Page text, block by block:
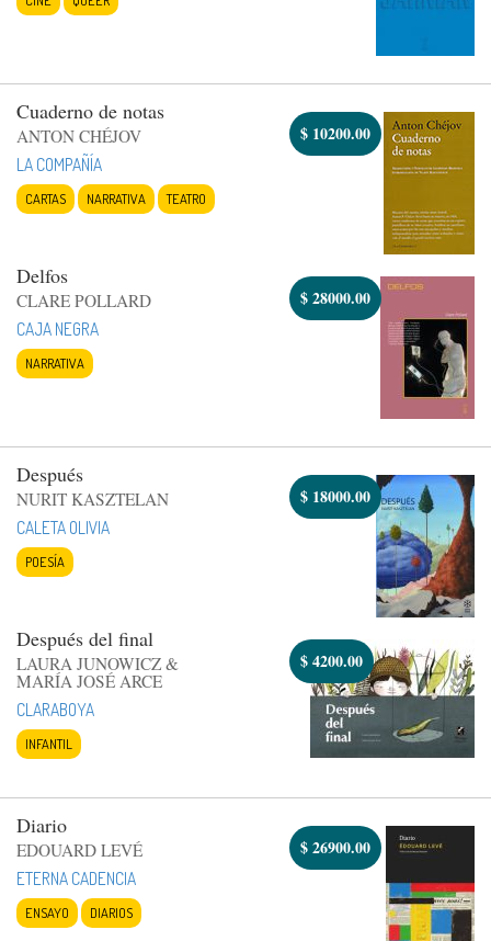
Cuaderno de notas
ANTON CHÉJOV
LA COMPAÑÍA
CARTAS NARRATIVA TEATRO
$ 10200.00
Delfos
CLARE POLLARD
CAJA NEGRA
NARRATIVA
$28000.00
Después
NURIT KASZTELAN
CALETA OLIVIA
POESÍA
$ 18000.00
Después del final
LAURA JUNOWICZ &
MARÍA JOSÉ ARCE
CLARABOYA
INFANTIL
$4200.00
Diario
EDOUARD LEVÉ
ETERNA CADENCIA
ENSAYO DIARIOS
$26900.00